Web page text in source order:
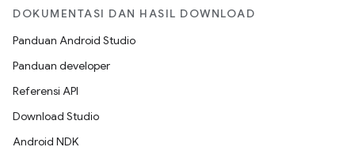
DOKUMENTASI DAN HASIL DOWNLOAD
Panduan Android Studio
Panduan developer
Referensi API
Download Studio
Android NDK